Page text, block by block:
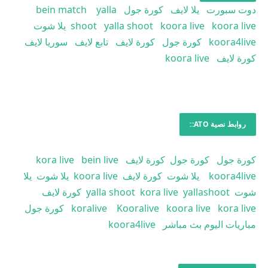
دوت سبورت يلا لايف كورة جول bein match
yalla
shoot yalla shoot koora live koora live
يلا شوت
koora4live كورة جول كورة لايف تابع لايف
سوريا لايف
كورة لايف koora live
روابط نصية ATO::
كورة جول كورة جول كورة لايف kora live bein live
koora4live
يلا شوت كورة لايف koora live يلا شوت يلا
شوت
yalla shoot kora live yallashoot
كورة لايف
koralive
Kooralive koora live kora live
كورة جول
مباريات اليوم بث مباشر
koora4live